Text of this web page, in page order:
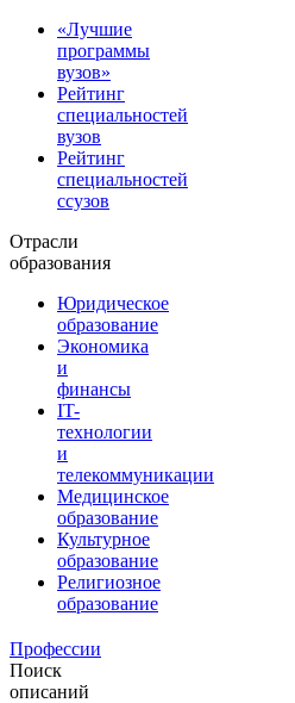
«Лучшие
программы
вузов»
Рейтинг
специальностей
вузов
Рейтинг
специальностей
ссузов
Отрасли
образования
Юридическое
образование
Экономика
и
финансы
IT-
технологии
и
телекоммуникации
Медицинское
образование
Культурное
образование
Религиозное
образование
Профессии
Поиск
описаний